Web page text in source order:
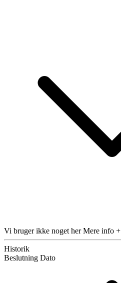
Vi bruger ikke noget herMere info +
Historik
Beslutning Dato